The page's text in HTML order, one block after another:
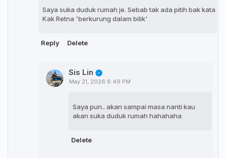
Saya suka duduk rumah je. Sebab tak ada pitih bak kata
Kak Retna 'berkurung dalam bilik'
Reply Delete
Sis Lin
May 21, 2026 8:49 PM
Saya pun.. akan sampai masa nanti kau
akan suka duduk rumah hahahaha
Delete